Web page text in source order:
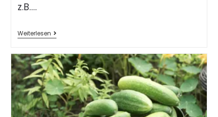
z.B.…
Weiterlesen